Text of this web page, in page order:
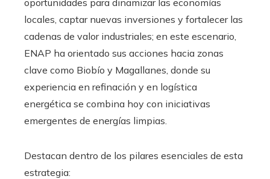
oportunidades para dinamizar las economías
locales, captar nuevas inversiones y fortalecer las
cadenas de valor industriales; en este escenario,
ENAP ha orientado sus acciones hacia zonas
clave como Biobío y Magallanes, donde su
experiencia en refinación y en logística
energética se combina hoy con iniciativas
emergentes de energías limpias.
Destacan dentro de los pilares esenciales de esta
estrategia: